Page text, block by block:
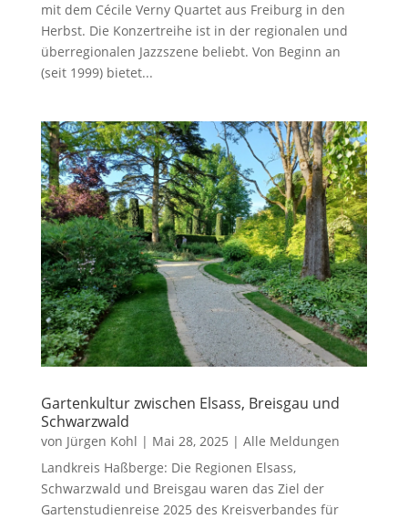
mit dem Cécile Verny Quartet aus Freiburg in den
Herbst. Die Konzertreihe ist in der regionalen und
überregionalen Jazzszene beliebt. Von Beginn an
(seit 1999) bietet...
Gartenkultur zwischen Elsass, Breisgau und
Schwarzwald
von Jürgen Kohl | Mai 28, 2025 | Alle Meldungen
Landkreis Haßberge: Die Regionen Elsass,
Schwarzwald und Breisgau waren das Ziel der
Gartenstudienreise 2025 des Kreisverbandes für